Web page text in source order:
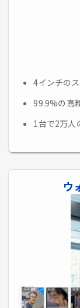
4インチの
99.9%の高
1台で2万人
ウ